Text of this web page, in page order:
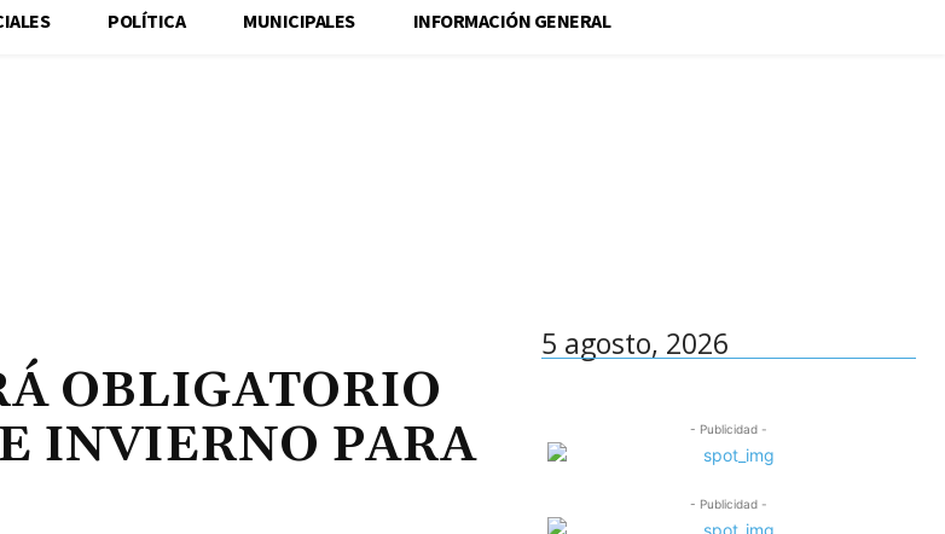
POLÍTICA MUNICIPALES INFORMACIÓN GENERAL
OBLIGATORIO
INVIERNO PARA
5 agosto, 2026
- Publicidad -
- Publicidad -